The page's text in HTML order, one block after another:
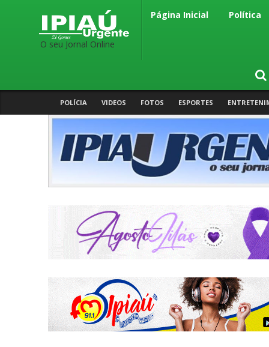
O seu Jornal Online
Página Inicial Política
POLÍCIA VIDEOS FOTOS ESPORTES